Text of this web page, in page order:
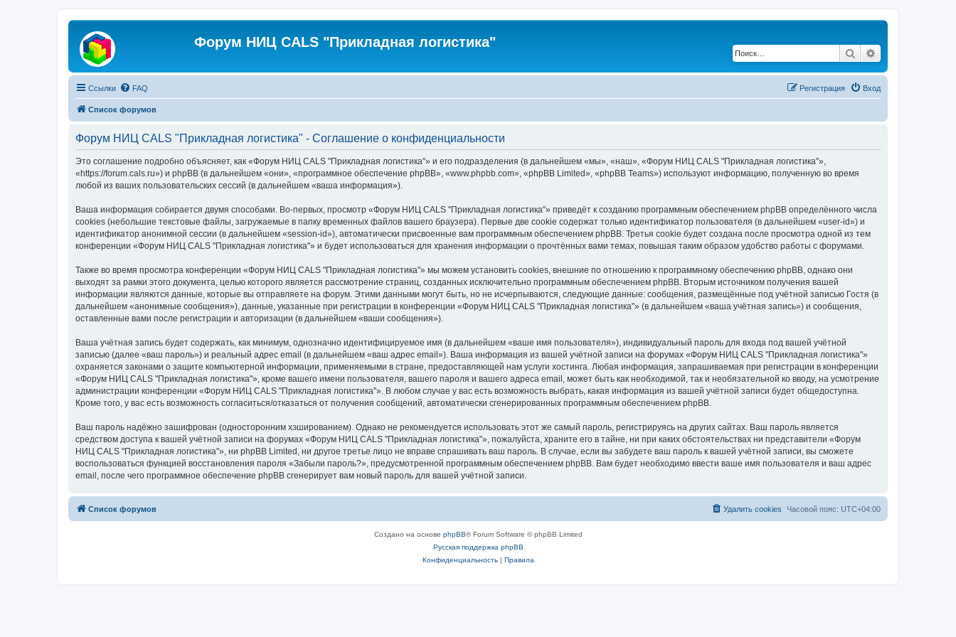
Форум НИЦ CALS "Прикладная логистика"
Поиск
Ссылки FAQ Вход
Регистрация
Список форумов
Форум НИЦ CALS "Прикладная логистика" - Соглашение о конфиденциальности
Это соглашение подробно объясняет, как «Форум НИЦ CALS "Прикладная логистика"» и его подразделения (в дальнейшем «мы», «наш», «Форум НИЦ CALS "Прикладная логистика"»,
«https://forum.cals.ru») и phpBB (в дальнейшем «они», «программное обеспечение phpBB», «www.phpbb.com», «phpBB Limited», «phpBB Teams») используют информацию, полученную во время
любой из ваших пользовательских сессий (в дальнейшем «ваша информация»).
Ваша информация собирается двумя способами. Во-первых, просмотр «Форум НИЦ CALS "Прикладная логистика"» приведёт к созданию программным обеспечением phpBB определённого числа
cookies (небольшие текстовые файлы, загружаемые в папку временных файлов вашего браузера). Первые две cookie содержат только идентификатор пользователя (в дальнейшем «user-id») и
идентификатор анонимной сессии (в дальнейшем «session-id»), автоматически присвоенные вам программным обеспечением phpBB. Третья cookie будет создана после просмотра одной из тем
конференции «Форум НИЦ CALS "Прикладная логистика"» и будет использоваться для хранения информации о прочтённых вами темах, повышая таким образом удобство работы с форумами.
Также во время просмотра конференции «Форум НИЦ CALS "Прикладная логистика"» мы можем установить cookies, внешние по отношению к программному обеспечению phpBB, однако они
выходят за рамки этого документа, целью которого является рассмотрение страниц, созданных исключительно программным обеспечением phpBB. Вторым источником получения вашей
информации являются данные, которые вы отправляете на форум. Этими данными могут быть, но не исчерпываются, следующие данные: сообщения, размещённые под учётной записью Гостя (в
дальнейшем «анонимные сообщения»), данные, указанные при регистрации в конференции «Форум НИЦ CALS "Прикладная логистика"» (в дальнейшем «ваша учётная запись») и сообщения,
оставленные вами после регистрации и авторизации (в дальнейшем «ваши сообщения»).
Ваша учётная запись будет содержать, как минимум, однозначно идентифицируемое имя (в дальнейшем «ваше имя пользователя»), индивидуальный пароль для входа под вашей учётной
записью (далее «ваш пароль») и реальный адрес email (в дальнейшем «ваш адрес email»). Ваша информация из вашей учётной записи на форумах «Форум НИЦ CALS "Прикладная логистика"»
охраняется законами о защите компьютерной информации, применяемыми в стране, предоставляющей нам услуги хостинга. Любая информация, запрашиваемая при регистрации в конференции
«Форум НИЦ CALS "Прикладная логистика"», кроме вашего имени пользователя, вашего пароля и вашего адреса email, может быть как необходимой, так и необязательной ко вводу, на усмотрение
администрации конференции «Форум НИЦ CALS "Прикладная логистика"». В любом случае у вас есть возможность выбрать, какая информация из вашей учётной записи будет общедоступна.
Кроме того, у вас есть возможность согласиться/отказаться от получения сообщений, автоматически сгенерированных программным обеспечением phpBB.
Ваш пароль надёжно зашифрован (односторонним хэшированием). Однако не рекомендуется использовать этот же самый пароль, регистрируясь на других сайтах. Ваш пароль является
средством доступа к вашей учётной записи на форумах «Форум НИЦ CALS "Прикладная логистика"», пожалуйста, храните его в тайне, ни при каких обстоятельствах ни представители «Форум
НИЦ CALS "Прикладная логистика"», ни phpBB Limited, ни другое третье лицо не вправе спрашивать ваш пароль. В случае, если вы забудете ваш пароль к вашей учётной записи, вы сможете
воспользоваться функцией восстановления пароля «Забыли пароль?», предусмотренной программным обеспечением phpBB. Вам будет необходимо ввести ваше имя пользователя и ваш адрес
email, после чего программное обеспечение phpBB сгенерирует вам новый пароль для вашей учётной записи.
Список форумов Часовой пояс: UTC+04:00
Удалить cookies
Создано на основе phpBB® Forum Software © phpBB Limited
Русская поддержка phpBB
Конфиденциальность| Правила